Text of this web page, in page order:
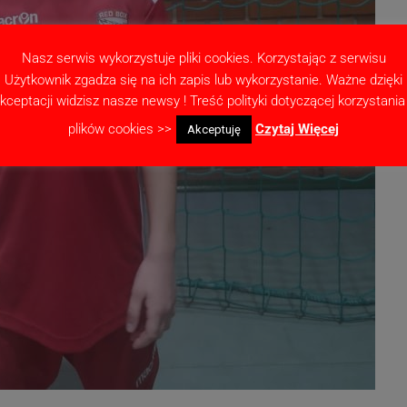
Nasz serwis wykorzystuje pliki cookies. Korzystając z serwisu
Użytkownik zgadza się na ich zapis lub wykorzystanie. Ważne dzięki
widzisz nasze newsy ! Treść polityki dotyczącej
plików cookies >>
Akceptuję Czytaj Więcej